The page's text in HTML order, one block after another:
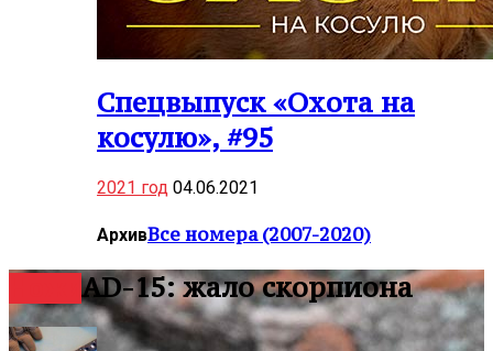
Спецвыпуск «Охота на
косулю», #95
2021 год 04.06.2021
АрхивВсе номера (2007-2020)
AD-15: жало скорпиона